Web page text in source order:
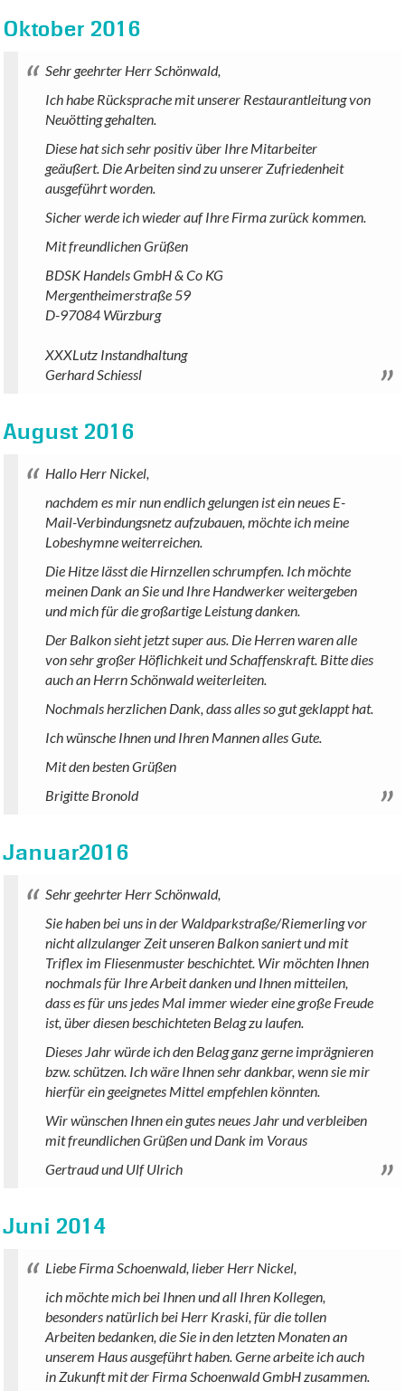
Oktober 2016
Sehr geehrter Herr Schönwald,
Ich habe Rücksprache mit unserer Restaurantleitung von
Neuötting gehalten.
Diese hat sich sehr positiv über Ihre Mitarbeiter
geäußert. Die Arbeiten sind zu unserer Zufriedenheit
ausgeführt worden.
Sicher werde ich wieder auf Ihre Firma zurück kommen.
Mit freundlichen Grüßen
BDSK Handels GmbH & Co KG
Mergentheimerstraße 59
D-97084 Würzburg
XXXLutz Instandhaltung
Gerhard Schiessl
August 2016
Hallo Herr Nickel,
nachdem es mir nun endlich gelungen ist ein neues E-
Mail-Verbindungsnetz aufzubauen, möchte ich meine
Lobeshymne weiterreichen.
Die Hitze lässt die Hirnzellen schrumpfen. Ich möchte
meinen Dank an Sie und Ihre Handwerker weitergeben
und mich für die großartige Leistung danken.
Der Balkon sieht jetzt super aus. Die Herren waren alle
von sehr großer Höflichkeit und Schaffenskraft. Bitte dies
auch an Herrn Schönwald weiterleiten.
Nochmals herzlichen Dank, dass alles so gut geklappt hat.
Ich wünsche Ihnen und Ihren Mannen alles Gute.
Mit den besten Grüßen
Brigitte Bronold
Januar2016
Sehr geehrter Herr Schönwald,
Sie haben bei uns in der Waldparkstraße/Riemerling vor
nicht allzulanger Zeit unseren Balkon saniert und mit
Triflex im Fliesenmuster beschichtet. Wir möchten Ihnen
nochmals für Ihre Arbeit danken und Ihnen mitteilen,
dass es für uns jedes Mal immer wieder eine große Freude
ist, über diesen beschichteten Belag zu laufen.
Dieses Jahr würde ich den Belag ganz gerne imprägnieren
bzw. schützen. Ich wäre Ihnen sehr dankbar, wenn sie mir
hierfür ein geeignetes Mittel empfehlen könnten.
Wir wünschen Ihnen ein gutes neues Jahr und verbleiben
mit freundlichen Grüßen und Dank im Voraus
Gertraud und Ulf Ulrich
Juni 2014
Liebe Firma Schoenwald, lieber Herr Nickel,
ich möchte mich bei Ihnen und all Ihren Kollegen,
besonders natürlich bei Herr Kraski, für die tollen
Arbeiten bedanken, die Sie in den letzten Monaten an
unserem Haus ausgeführt haben. Gerne arbeite ich auch
in Zukunft mit der Firma Schoenwald GmbH zusammen.